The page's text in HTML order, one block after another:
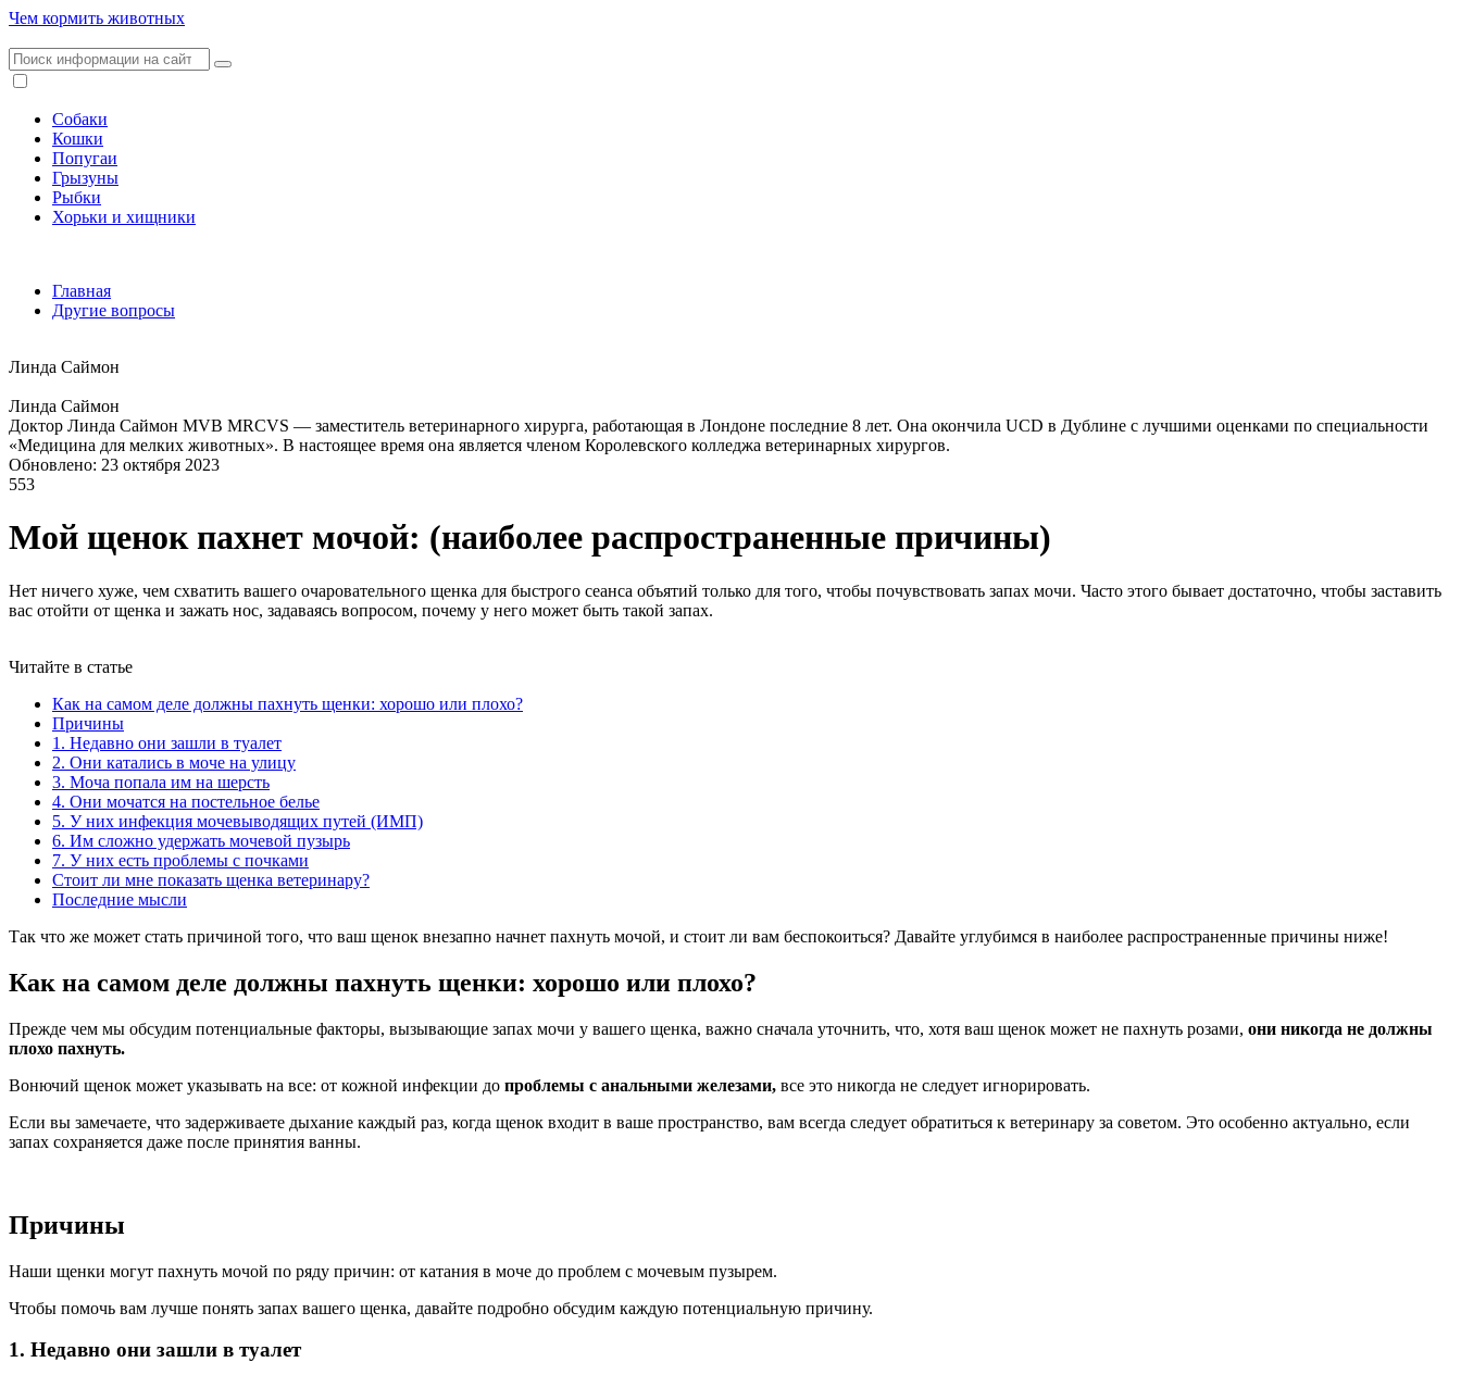
Чем кормить животных
Собаки
Кошки
Попугаи
Грызуны
Рыбки
Хорьки и хищники
Главная
Другие вопросы
Линда Саймон
Линда Саймон
Доктор Линда Саймон MVB MRCVS — заместитель ветеринарного хирурга, работающая в Лондоне последние 8 лет. Она окончила UCD в Дублине с лучшими оценками по специальности
«Медицина для мелких животных». В настоящее время она является членом Королевского колледжа ветеринарных хирургов.
Обновлено: 23 октября 2023
553
Мой щенок пахнет мочой: (наиболее распространенные причины)
Нет ничего хуже, чем схватить вашего очаровательного щенка для быстрого сеанса объятий только для того, чтобы почувствовать запах мочи. Часто этого бывает достаточно, чтобы заставить
вас отойти от щенка и зажать нос, задаваясь вопросом, почему у него может быть такой запах.
Читайте в статье
Как на самом деле должны пахнуть щенки: хорошо или плохо?
Причины
1. Недавно они зашли в туалет
2. Они катались в моче на улицу
3. Моча попала им на шерсть
4. Они мочатся на постельное белье
5. У них инфекция мочевыводящих путей (ИМП)
6. Им сложно удержать мочевой пузырь
7. У них есть проблемы с почками
Стоит ли мне показать щенка ветеринару?
Последние мысли
Так что же может стать причиной того, что ваш щенок внезапно начнет пахнуть мочой, и стоит ли вам беспокоиться? Давайте углубимся в наиболее распространенные причины ниже!
Как на самом деле должны пахнуть щенки: хорошо или плохо?
Прежде чем мы обсудим потенциальные факторы, вызывающие запах мочи у вашего щенка, важно сначала уточнить, что, хотя ваш щенок может не пахнуть розами, они никогда не должны
плохо пахнуть.
Вонючий щенок может указывать на все: от кожной инфекции до проблемы с анальными железами, все это никогда не следует игнорировать.
Если вы замечаете, что задерживаете дыхание каждый раз, когда щенок входит в ваше пространство, вам всегда следует обратиться к ветеринару за советом. Это особенно актуально, если
запах сохраняется даже после принятия ванны.
Причины
Наши щенки могут пахнуть мочой по ряду причин: от катания в моче до проблем с мочевым пузырем.
Чтобы помочь вам лучше понять запах вашего щенка, давайте подробно обсудим каждую потенциальную причину.
1. Недавно они зашли в туалет